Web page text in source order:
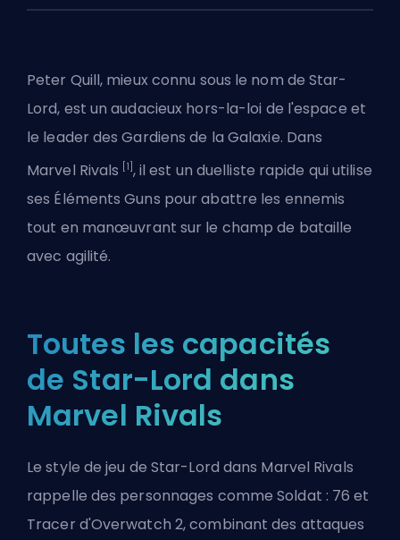
Peter Quill, mieux connu sous le nom de Star-
Lord, est un audacieux hors-la-loi de l'espace et
le leader des Gardiens de la Galaxie. Dans
Marvel Rivals
[1] , il est un duelliste rapide qui utilise
ses Éléments Guns pour abattre les ennemis
tout en manœuvrant sur le champ de bataille
avec agilité.
Toutes les capacités
de Star-Lord dans
Marvel Rivals
Le style de jeu de Star-Lord dans Marvel Rivals
rappelle des personnages comme Soldat : 76 et
Tracer d'Overwatch 2, combinant des attaques